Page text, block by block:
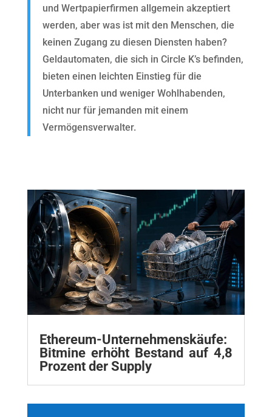
und Wertpapierfirmen allgemein akzeptiert
werden, aber was ist mit den Menschen, die
keinen Zugang zu diesen Diensten haben?
Geldautomaten, die sich in Circle K’s befinden,
bieten einen leichten Einstieg für die
Unterbanken und weniger Wohlhabenden,
nicht nur für jemanden mit einem
Vermögensverwalter.
Ethereum-Unternehmenskäufe:
Bitmine erhöht Bestand auf 4,8
Prozent der Supply